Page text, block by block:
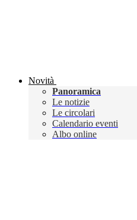
Novità
Panoramica
Le notizie
Le circolari
Calendario eventi
Albo online